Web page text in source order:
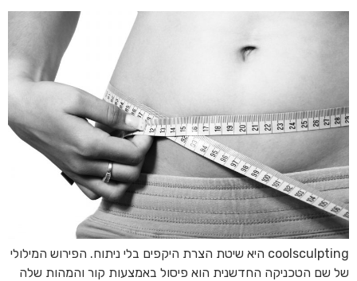
coolsculpting היא שיטת הצרת היקפים בלי ניתוח. הפירוש המילולי
של שם הטכניקה החדשנית הוא פיסול באמצעות קור והמהות שלה